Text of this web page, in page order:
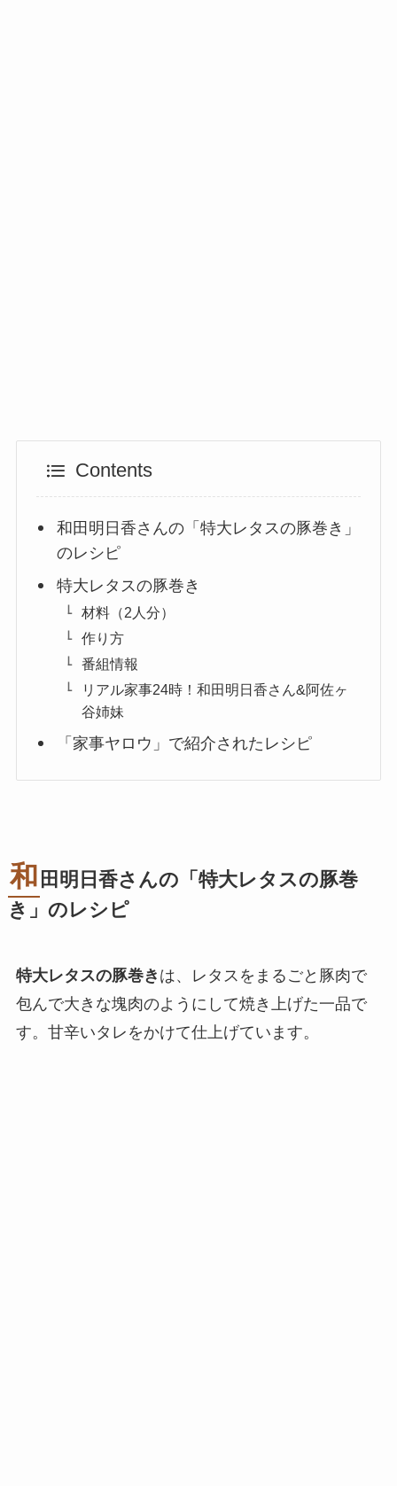
Contents
和田明日香さんの「特大レタスの豚巻き」
のレシピ
特大レタスの豚巻き
材料（2人分）
作り方
番組情報
リアル家事24時！和田明日香さん&阿佐ヶ
谷姉妹
「家事ヤロウ」で紹介されたレシピ
和 田明日香さんの「特大レタスの豚巻
き」のレシピ
特大レタスの豚巻き は、レタスをまるごと豚肉で
包んで大きな塊肉のようにして焼き上げた一品で
す。甘辛いタレをかけて仕上げています。